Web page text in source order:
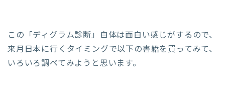
この「ディグラム診断」自体は面白い感じがするので、
来月日本に行くタイミングで以下の書籍を買ってみて、
いろいろ調べてみようと思います。